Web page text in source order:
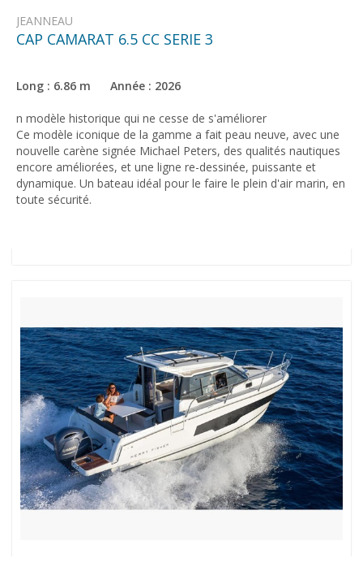
JEANNEAU
CAP CAMARAT 6.5 CC SERIE 3
Long : 6.86 m Année : 2026
n modèle historique qui ne cesse de s'améliorer
Ce modèle iconique de la gamme a fait peau neuve, avec une
nouvelle carène signée Michael Peters, des qualités nautiques
encore améliorées, et une ligne re-dessinée, puissante et
dynamique. Un bateau idéal pour le faire le plein d'air marin, en
toute sécurité.